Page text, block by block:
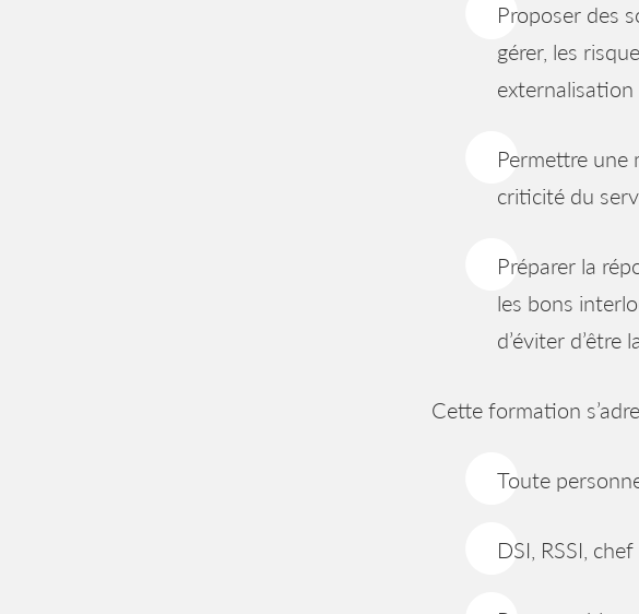
Proposer des
gérer, les
externalisation
Permettre une
criticité du
Préparer la
les bons
d’éviter
Cette formation
Toute
DSI, RSSI,